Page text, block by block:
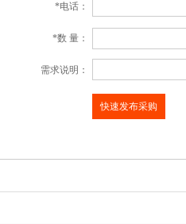
*电话：
*数 量：
需求说明：